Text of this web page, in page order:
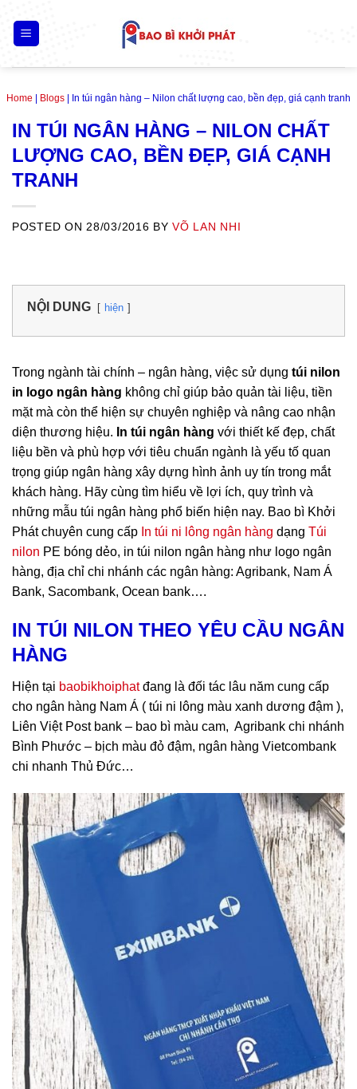
content
Home Blogs In túi ngân hàng – Nilon chất lượng cao, bền đẹp, giá cạnh tranh
IN TÚI NGÂN HÀNG – NILON CHẤT
LƯỢNG CAO, BỀN ĐẸP, GIÁ CẠNH
TRANH
POSTED ON 28/03/2016 BYVÕ LAN NHI
NỘI DUNG hiện
Trong ngành tài chính – ngân hàng, việc sử dụng túi nilon
in logo ngân hàng không chỉ giúp bảo quản tài liệu, tiền
mặt mà còn thể hiện sự chuyên nghiệp và nâng cao nhận
diện thương hiệu. In túi ngân hàng với thiết kế đẹp, chất
liệu bền và phù hợp với tiêu chuẩn ngành là yếu tố quan
trọng giúp ngân hàng xây dựng hình ảnh uy tín trong mắt
khách hàng. Hãy cùng tìm hiểu về lợi ích, quy trình và
những mẫu túi ngân hàng phổ biến hiện nay. Bao bì Khởi
Phát chuyên cung cấp In túi ni lông ngân hàng dạng Túi
nilon PE bóng dẻo, in túi nilon ngân hàng như logo ngân
hàng, địa chỉ chi nhánh các ngân hàng: Agribank, Nam Á
Bank, Sacombank, Ocean bank….
IN TÚI NILON THEO YÊU CẦU NGÂN
HÀNG
Hiện tại baobikhoiphatđang là đối tác lâu năm cung cấp
cho ngân hàng Nam Á ( túi ni lông màu xanh dương đậm ),
Liên Việt Post bank – bao bì màu cam, Agribank chi nhánh
Bình Phước – bịch màu đỏ đậm, ngân hàng Vietcombank
chi nhanh Thủ Đức…